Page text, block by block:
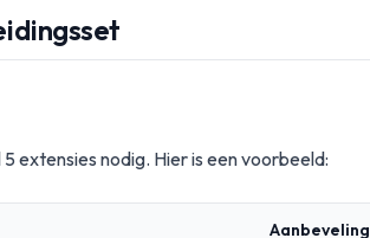
extensies nodig. Hier is een voorbeeld:
Aanbeveling